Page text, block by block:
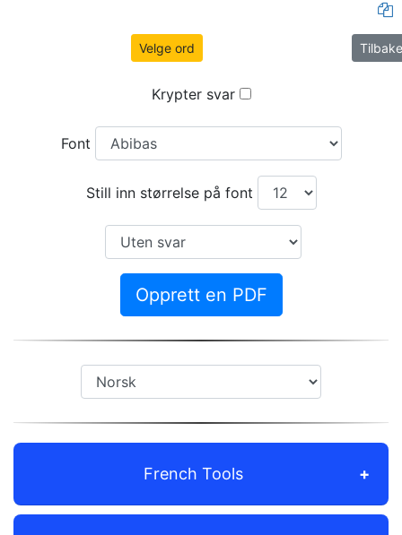
Velge ord
Krypter svar
Font
Still inn størrelse på font
Opprett en PDF
French Tools